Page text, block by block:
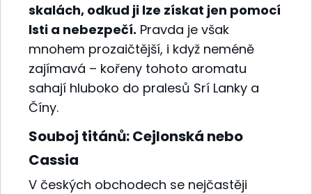
skalách, odkud ji lze získat jen pomocí
lsti a nebezpečí. Pravda je však
mnohem prozaičtější, i když neméně
zajímavá – kořeny tohoto aromatu
sahají hluboko do pralesů Srí Lanky a
Číny.
Souboj titánů: Cejlonská nebo
Cassia
V českých obchodech se nejčastěji